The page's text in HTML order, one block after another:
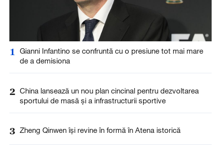
1
Gianni Infantino se confruntă cu o presiune tot mai mare
de a demisiona
2 China lansează un nou plan cincinal pentru dezvoltarea
sportului de masă și a infrastructurii sportive
3 Zheng Qinwen își revine în formă în Atena istorică